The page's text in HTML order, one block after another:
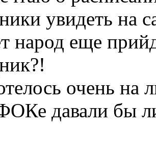
увидеть на
народ еще
очень на
давали бы